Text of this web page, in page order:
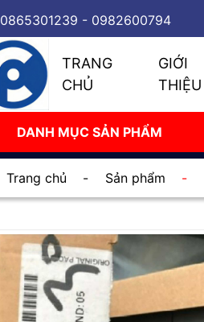
0865301239 - 0982600794
TRANG
CHỦ
GIỚI
THIỆU
DANH MỤC SẢN PHẨM
Trang chủ - Sản phẩm -